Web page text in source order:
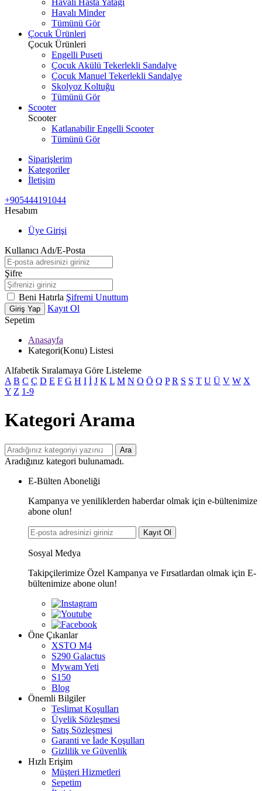
Havalı Hasta Yatağı
Havalı Minder
Tümünü Gör
Çocuk Ürünleri
Çocuk Ürünleri
Engelli Puseti
Çocuk Akülü Tekerlekli Sandalye
Çocuk Manuel Tekerlekli Sandalye
Skolyoz Koltuğu
Tümünü Gör
Scooter
Scooter
Katlanabilir Engelli Scooter
Tümünü Gör
Siparişlerim
Kategoriler
İletişim
+905444191044
Hesabım
Üye Girişi
Kullanıcı Adı/E-Posta
Şifre
Beni Hatırla Şifremi Unuttum
Giriş Yap
Kayıt Ol
Sepetim
Anasayfa
Kategori(Konu) Listesi
Alfabetik Sıralamaya Göre Listeleme
A B C Ç D E F G H I İ J K L M N O Ö Q P R S Ş T U Ü V W X
Y Z 1-9
Kategori Arama
Ara
Aradığınız kategori bulunamadı.
E-Bülten Aboneliği
Kampanya ve yeniliklerden haberdar olmak için e-bültenimize
abone olun!
Kayıt Ol
Sosyal Medya
Takipçilerimize Özel Kampanya ve Fırsatlardan olmak için E-
bültenimize abone olun!
Öne Çıkanlar
XSTO M4
S290 Galactus
Mywam Yeti
S150
Blog
Önemli Bilgiler
Teslimat Koşulları
Üyelik Sözleşmesi
Satış Sözleşmesi
Garanti ve İade Koşulları
Gizlilik ve Güvenlik
Hızlı Erişim
Müşteri Hizmetleri
Sepetim